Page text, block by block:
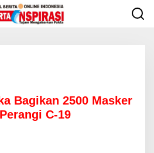
Bagikan 2500 Masker
C-19